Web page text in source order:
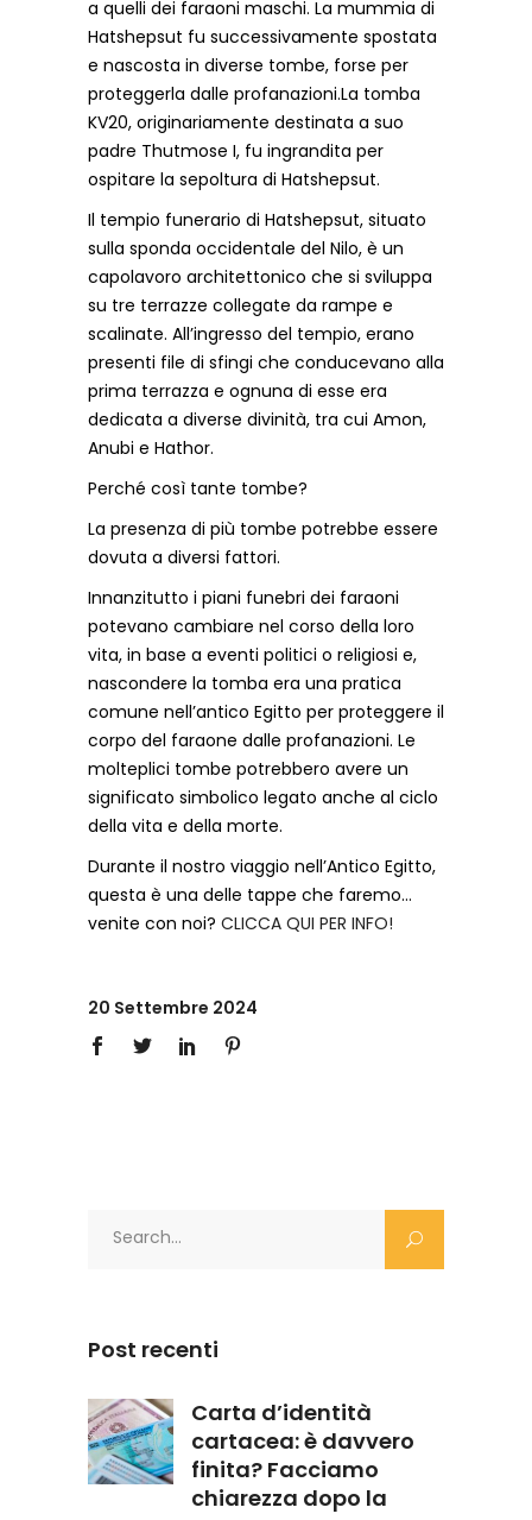
a quelli dei faraoni maschi. La mummia di
Hatshepsut fu successivamente spostata
e nascosta in diverse tombe, forse per
proteggerla dalle profanazioni.La tomba
KV20, originariamente destinata a suo
padre Thutmose I, fu ingrandita per
ospitare la sepoltura di Hatshepsut.
Il tempio funerario di Hatshepsut, situato
sulla sponda occidentale del Nilo, è un
capolavoro architettonico che si sviluppa
su tre terrazze collegate da rampe e
scalinate. All’ingresso del tempio, erano
presenti file di sfingi che conducevano alla
prima terrazza e ognuna di esse era
dedicata a diverse divinità, tra cui Amon,
Anubi e Hathor.
Perché così tante tombe?
La presenza di più tombe potrebbe essere
dovuta a diversi fattori.
Innanzitutto i piani funebri dei faraoni
potevano cambiare nel corso della loro
vita, in base a eventi politici o religiosi e,
nascondere la tomba era una pratica
comune nell’antico Egitto per proteggere il
corpo del faraone dalle profanazioni. Le
molteplici tombe potrebbero avere un
significato simbolico legato anche al ciclo
della vita e della morte.
Durante il nostro viaggio nell’Antico Egitto,
questa è una delle tappe che faremo…
venite con noi? CLICCA QUI PER INFO!
20 Settembre 2024
Post recenti
Carta d’identità
cartacea: è davvero
finita? Facciamo
chiarezza dopo la